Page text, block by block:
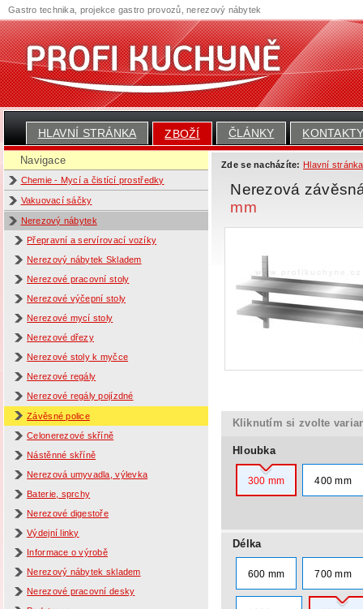
HLAVNÍ STRÁNKA ZBOŽÍ ČLÁNKY
Navigace
Chemie - Mycí a čistící prostředky
Vakuovací sáčky
Nerezový nábytek
Přepravní a servírovací vozíky
Nerezový nábytek Skladem
Nerezové pracovní stoly
Nerezové výčepní stoly
Nerezové mycí stoly
Nerezové dřezy
Nerezové stoly k myčce
Nerezové regály
Nerezové regály pojízdné
Závěsné police
Celonerezové skříně
Nástěnné skříně
Nerezová umyvadla, výlevka
Baterie, sprchy
Nerezové digestoře
Výdejní linky
Informace o výrobě
Nerezový nábytek skladem
Nerezové pracovní desky
Zde se nacházíte: Hlavní stránka
Nerezová
mm
Kliknutím si zvolte
Hloubka
300 mm 400 mm
Délka
600 mm 700 mm
Gastro technika, projekce gastro provozů, nerezový nábytek